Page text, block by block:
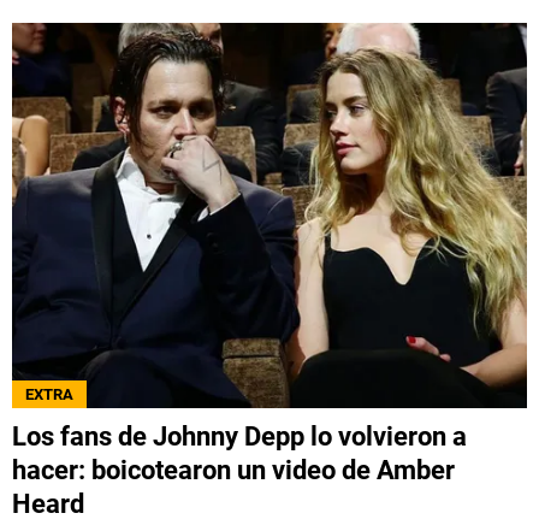
EXTRA
Los fans de Johnny Depp lo volvieron a
hacer: boicotearon un video de Amber
Heard